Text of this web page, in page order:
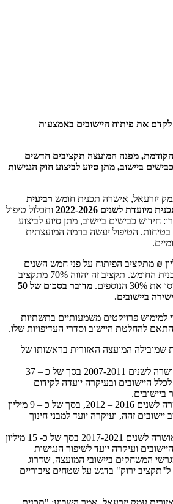
את פיתוח היישובים באמצעות
מפנה המועצה תקציבים חדשים
ביישוב, מתן סיוע לביצוע חוק הנגישות
יזרעאל, אישרה תכנית חומש רביעית
מיועדת לשנים 2022-2026
ותכלול טיפול
חידוש כבישים ביישוב, מתן סיוע לביצוע
בטיחות. הטיפול יעשה ברמה המועצתית
מגייסת כ- 38 מיליון ₪ מתקציב הפיתוח על פני חמש השנים
הקרובות, לטובת ביצוע תוכנית החומש. תקציב זה יהווה 70% מתקציב
מדובר בסכום של 50
ביישובים.
למימוש פרויקטים משמעותיים בתשתיות
להחלטת היישוב וסדרי העדיפויות שלו.
שמובילה המועצה האזורית בראשותו של
תכנית החומש הראשונה אושרה לשנים 2007-2011 בסך של כ – 37
היישובים ובעיקרה יועדה לקידום
ביישובים.
תכנית החומש השנייה אושרה לשנים 2016 – 2012, בסך של כ – 9 מיליון
זהה, ועיקרה יועד למבני חינוך
תוכנית החומש השלישית אושרה לשנים 2017-2021 בסך של כ- 15 מיליון
ועיקרה יועד לשיפור הנגישות
המשחקים ביישובי המועצה, שדרוג
ל"תקציב ירוק" בדגש על שטחים ציבוריים